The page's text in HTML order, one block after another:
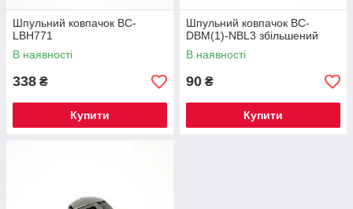
Шпульний ковпачок BC-
LBH771
В наявності
338 ₴
Купити
Шпульний ковпачок BC-
DBM(1)-NBL3 збільшений
В наявності
90 ₴
Купити